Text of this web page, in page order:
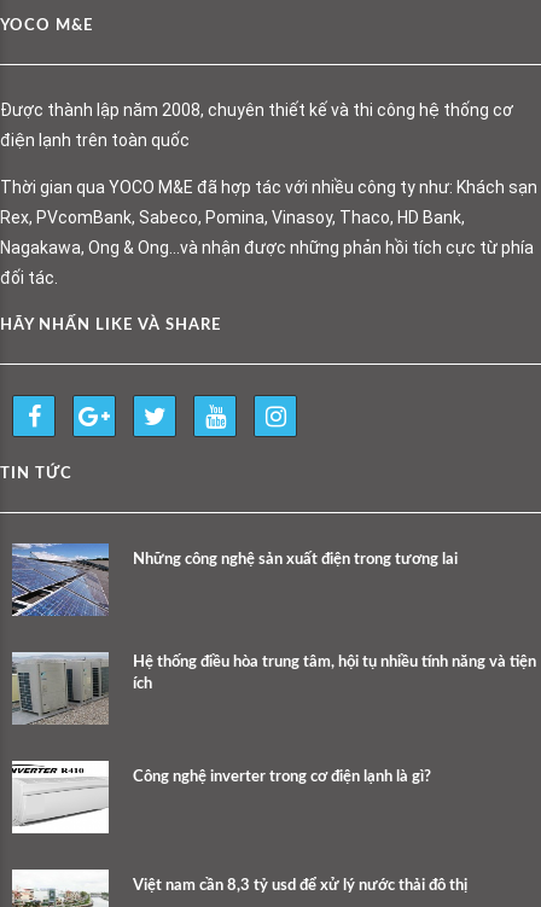
YOCO M&E
Được thành lập năm 2008, chuyên thiết kế và thi công hệ thống cơ
điện lạnh trên toàn quốc
Thời gian qua YOCO M&E đã hợp tác với nhiều công ty như: Khách sạn
Rex, PVcomBank, Sabeco, Pomina, Vinasoy, Thaco, HD Bank,
Nagakawa, Ong & Ong…và nhận được những phản hồi tích cực từ phía
đối tác.
HÃY NHẤN LIKE VÀ SHARE
TIN TỨC
Những công nghệ sản xuất điện trong tương lai
Hệ thống điều hòa trung tâm, hội tụ nhiều tính năng và tiện
ích
Công nghệ inverter trong cơ điện lạnh là gì?
Việt nam cần 8,3 tỷ usd để xử lý nước thải đô thị